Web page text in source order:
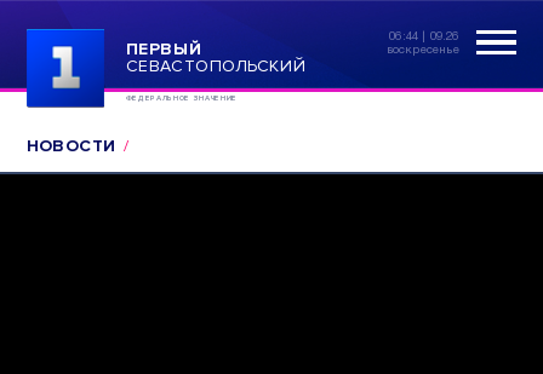
ПЕРВЫЙ
СЕВАСТОПОЛЬСКИЙ
ФЕДЕРАЛЬНОЕ ЗНАЧЕНИЕ
06:44 | 09.26
воскресенье
НОВОСТИ